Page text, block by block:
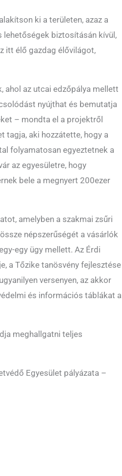
ki a területen, azaz a
biztosításán kívül,
itt élő gazdag élővilágot,
ahol az utcai edzőpálya mellett
nyújthat és bemutatja
– mondta el a projektről
tagja, aki hozzátette, hogy a
folyamatosan egyeztetnek a
az egyesületre, hogy
bele a megnyert 200ezer
amelyben a szakmai zsűri
népszerűségét a vásárlók
egy ügy mellett. Az Érdi
a Tőzike tanösvény fejlesztése
versenyen, az akkor
és információs táblákat a
meghallgatni teljes
Egyesület pályázata –